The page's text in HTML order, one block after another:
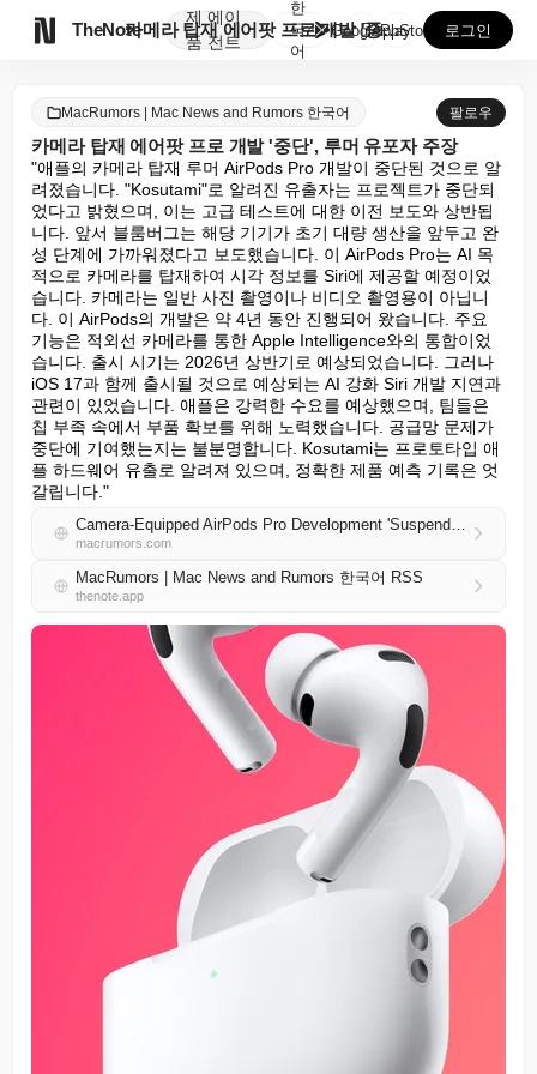
TheNote
제
품
에이
전트
카메라 탑재 에어팟 프로 개발 '중단', 루머 유포자 ...
한
국
어
GooglePlay
AppStore 로그인
MacRumors | Mac News and Rumors 한국어 팔로우
카메라 탑재 에어팟 프로 개발 '중단', 루머 유포자 주장
"애플의 카메라 탑재 루머 AirPods Pro 개발이 중단된 것으로 알
려졌습니다. "Kosutami"로 알려진 유출자는 프로젝트가 중단되
었다고 밝혔으며, 이는 고급 테스트에 대한 이전 보도와 상반됩
니다. 앞서 블룸버그는 해당 기기가 초기 대량 생산을 앞두고 완
성 단계에 가까워졌다고 보도했습니다. 이 AirPods Pro는 AI 목
적으로 카메라를 탑재하여 시각 정보를 Siri에 제공할 예정이었
습니다. 카메라는 일반 사진 촬영이나 비디오 촬영용이 아닙니
다. 이 AirPods의 개발은 약 4년 동안 진행되어 왔습니다. 주요
기능은 적외선 카메라를 통한 Apple Intelligence와의 통합이었
습니다. 출시 시기는 2026년 상반기로 예상되었습니다. 그러나
iOS 17과 함께 출시될 것으로 예상되는 AI 강화 Siri 개발 지연과
관련이 있었습니다. 애플은 강력한 수요를 예상했으며, 팀들은
칩 부족 속에서 부품 확보를 위해 노력했습니다. 공급망 문제가
중단에 기여했는지는 불분명합니다. Kosutami는 프로토타입 애
플 하드웨어 유출로 알려져 있으며, 정확한 제품 예측 기록은 엇
갈립니다."
Camera-Equipped AirPods Pro Development 'Suspended,' Leaker Claims
macrumors.com
MacRumors | Mac News and Rumors 한국어 RSS
thenote.app